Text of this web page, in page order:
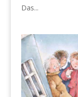
Das...